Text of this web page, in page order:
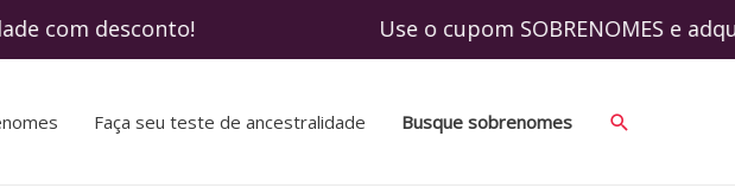
com desconto! Use o cupom SOBRENOMES e
Faça seu teste de ancestralidade Busque sobrenomes